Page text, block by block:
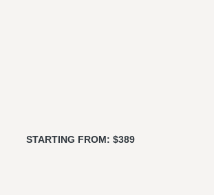
STARTING FROM: $389